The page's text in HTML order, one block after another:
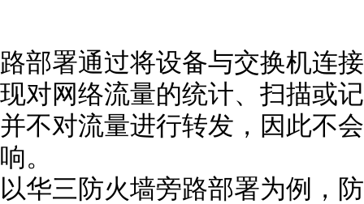
路部署通过将设备与交换机连
现对网络流量的统计、扫描或
并不对流量进行转发，因此不
响。
以华三防火墙旁路部署为例，